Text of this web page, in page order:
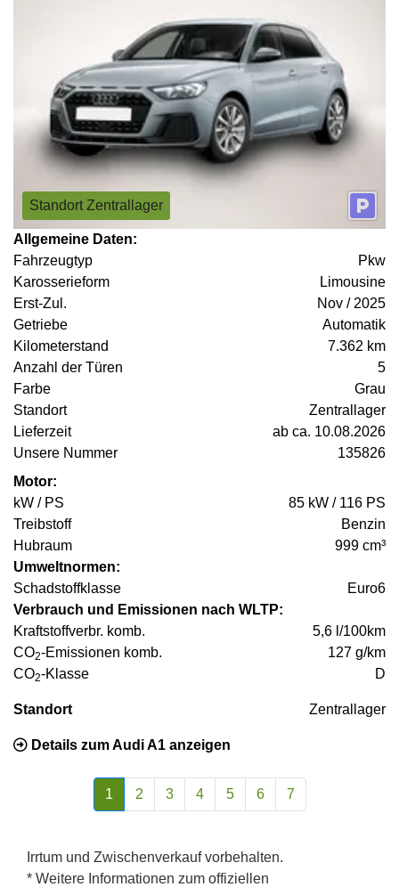
Standort Zentrallager
Allgemeine Daten:
Fahrzeugtyp
Pkw
Karosserieform
Limousine
Erst-Zul.
Nov / 2025
Getriebe
Automatik
Kilometerstand
7.362 km
Anzahl der Türen
5
Farbe
Grau
Standort
Zentrallager
Lieferzeit
ab ca. 10.08.2026
Unsere Nummer
135826
Motor:
kW / PS
85 kW / 116 PS
Treibstoff
Benzin
Hubraum
999 cm³
Umweltnormen:
Schadstoffklasse
Euro6
Verbrauch und Emissionen nach WLTP:
Kraftstoffverbr. komb.
5,6 l/100km
CO2-Emissionen komb.
127 g/km
CO2-Klasse D
Standort Zentrallager
Details zum Audi A1 anzeigen
1 2 3 4 5 6 7
Irrtum und Zwischenverkauf vorbehalten.
* Weitere Informationen zum offiziellen